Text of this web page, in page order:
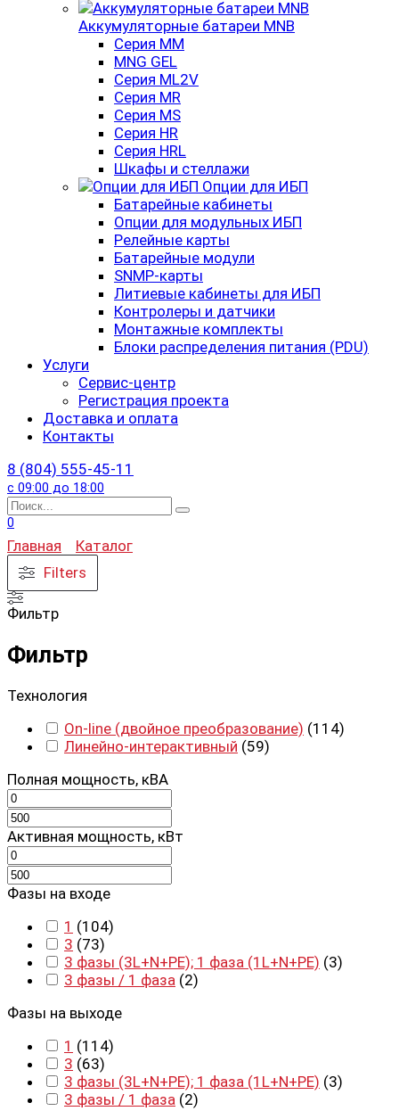
Аккумуляторные батареи MNB
Серия MM
MNG GEL
Серия ML2V
Серия MR
Серия MS
Серия HR
Серия HRL
Шкафы и стеллажи
Опции для ИБП
Батарейные кабинеты
Опции для модульных ИБП
Релейные карты
Батарейные модули
SNMP-карты
Литиевые кабинеты для ИБП
Контролеры и датчики
Монтажные комплекты
Блоки распределения питания (PDU)
Услуги
Сервис-центр
Регистрация проекта
Доставка и оплата
Контакты
8 (804) 555-45-11
с 09:00 до 18:00
Search
for:
0
Главная
Каталог
Filters
Фильтр
Фильтр
Технология
On-line (двойное преобразование) (114)
Линейно-интерактивный (59)
Полная мощность, кВА
Активная мощность, кВт
Фазы на входе
1 (104)
3 (73)
3 фазы (3L+N+PE); 1 фаза (1L+N+PE) (3)
3 фазы / 1 фаза (2)
Фазы на выходе
1 (114)
3 (63)
3 фазы (3L+N+PE); 1 фаза (1L+N+PE) (3)
3 фазы / 1 фаза (2)